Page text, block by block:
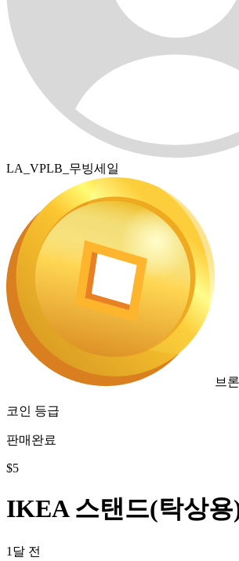
LA_VPLB_무빙세일
브
코인 등급
판매완료
$5
IKEA 스탠드(탁상용
1달 전